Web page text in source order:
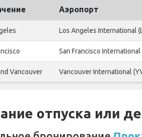
Аэропорт
Los Angeles International
San Francisco International
Vancouver Vancouver International
отпуска или